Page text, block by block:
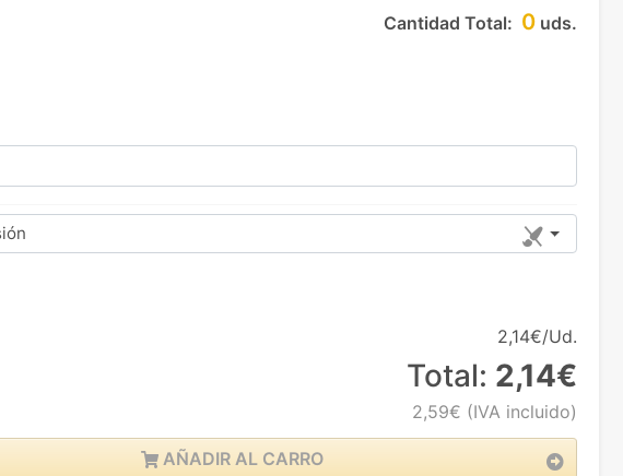
Cantidad Total: 0 uds.
2,14€/Ud.
Total: 2,14€
2,59€ (IVA incluido)
AÑADIR AL CARRO